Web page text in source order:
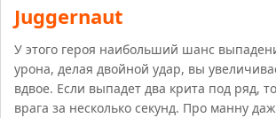
Juggernaut
У этого героя наибольший шанс
урона, делая двойной удар, вы
вдвое. Если выпадет два крита под ряд,
врага за несколько секунд. Про манну